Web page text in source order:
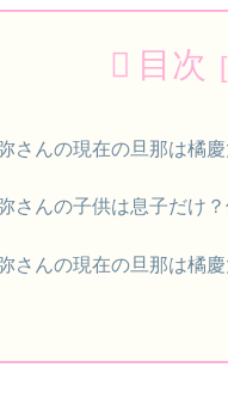
目次
さんの現在の旦那は橘
さんの子供は息子だけ
さんの現在の旦那は橘